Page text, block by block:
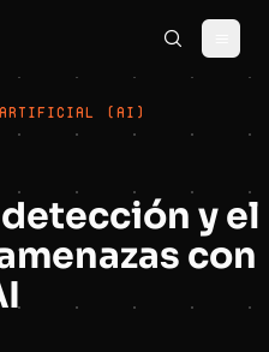
ARTIFICIAL (AI)
y el
con